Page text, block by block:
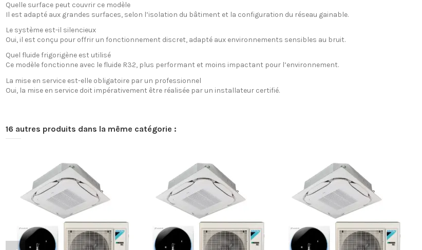
Quelle surface peut couvrir ce modèle
Il est adapté aux grandes surfaces, selon l’isolation du bâtiment et la configuration du réseau gainable.
Le système est-il silencieux
Oui, il est conçu pour offrir un fonctionnement discret, adapté aux environnements sensibles au bruit.
Quel fluide frigorigène est utilisé
Ce modèle fonctionne avec le fluide R32, plus performant et moins impactant pour l’environnement.
La mise en service est-elle obligatoire par un professionnel
Oui, la mise en service doit impérativement être réalisée par un installateur certifié.
16 autres produits dans la même catégorie :